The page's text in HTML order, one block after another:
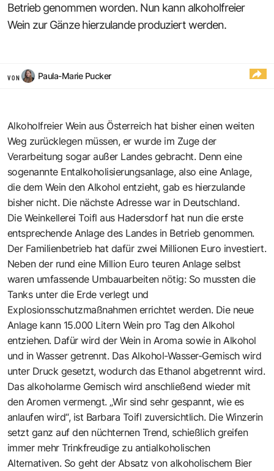
Betrieb genommen worden. Nun kann alkoholfreier
Wein zur Gänze hierzulande produziert werden.
VON Paula-Marie Pucker
Alkoholfreier Wein aus Österreich hat bisher einen weiten
Weg zurücklegen müssen, er wurde im Zuge der
Verarbeitung sogar außer Landes gebracht. Denn eine
sogenannte Entalkoholisierungsanlage, also eine Anlage,
die dem Wein den Alkohol entzieht, gab es hierzulande
bisher nicht. Die nächste Adresse war in Deutschland.
Die Weinkellerei Toifl aus Hadersdorf hat nun die erste
entsprechende Anlage des Landes in Betrieb genommen.
Der Familienbetrieb hat dafür zwei Millionen Euro investiert.
Neben der rund eine Million Euro teuren Anlage selbst
waren umfassende Umbauarbeiten nötig: So mussten die
Tanks unter die Erde verlegt und
Explosionsschutzmaßnahmen errichtet werden. Die neue
Anlage kann 15.000 Litern Wein pro Tag den Alkohol
entziehen. Dafür wird der Wein in Aroma sowie in Alkohol
und in Wasser getrennt. Das Alkohol-Wasser-Gemisch wird
unter Druck gesetzt, wodurch das Ethanol abgetrennt wird.
Das alkoholarme Gemisch wird anschließend wieder mit
den Aromen vermengt. „Wir sind sehr gespannt, wie es
anlaufen wird“, ist Barbara Toifl zuversichtlich. Die Winzerin
setzt ganz auf den nüchternen Trend, schießlich greifen
immer mehr Trinkfreudige zu antialkoholischen
Alternativen. So geht der Absatz von alkoholischem Bier